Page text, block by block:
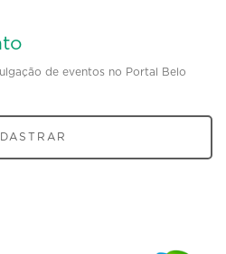
de eventos no Portal Belo